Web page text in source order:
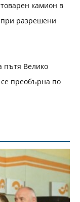
камион в
разрешени
пътя Велико
преобърна по